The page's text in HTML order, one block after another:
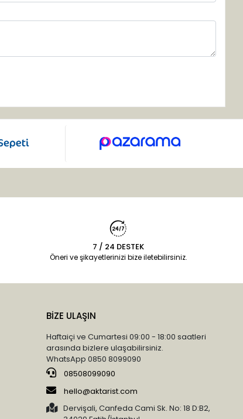
7 / 24 DESTEK
Öneri ve şikayetlerinizi bize iletebilirsiniz.
BİZE ULAŞIN
Haftaiçi ve Cumartesi 09:00 - 18:00 saatleri
arasında bizlere ulaşabilirsiniz.
WhatsApp 0850 8099090
08508099090
hello@aktarist.com
Dervişali, Canfeda Cami Sk. No: 18 D:B2,